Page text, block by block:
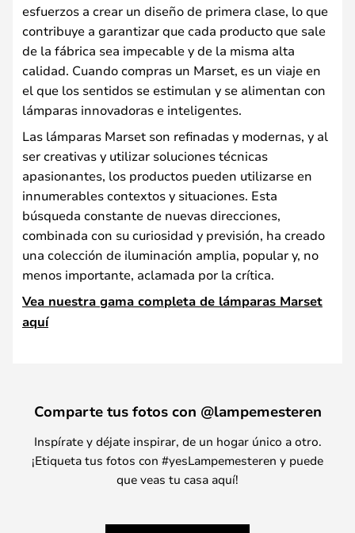
esfuerzos a crear un diseño de primera clase, lo que
contribuye a garantizar que cada producto que sale
de la fábrica sea impecable y de la misma alta
calidad. Cuando compras un Marset, es un viaje en
el que los sentidos se estimulan y se alimentan con
lámparas innovadoras e inteligentes.
Las lámparas Marset son refinadas y modernas, y al
ser creativas y utilizar soluciones técnicas
apasionantes, los productos pueden utilizarse en
innumerables contextos y situaciones. Esta
búsqueda constante de nuevas direcciones,
combinada con su curiosidad y previsión, ha creado
una colección de iluminación amplia, popular y, no
menos importante, aclamada por la crítica.
Vea nuestra gama completa de lámparas Marset
aquí
Comparte tus fotos con @lampemesteren
Inspírate y déjate inspirar, de un hogar único a otro.
¡Etiqueta tus fotos con #yesLampemesteren y puede
que veas tu casa aquí!